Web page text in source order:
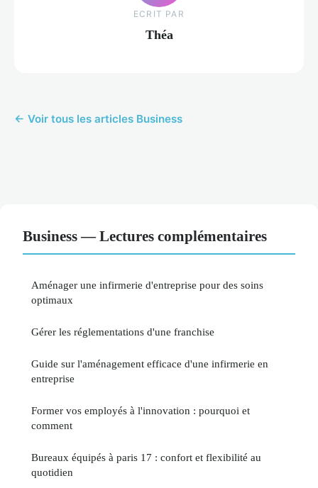
ECRIT PAR
Théa
← Voir tous les articles Business
Business — Lectures complémentaires
Aménager une infirmerie d'entreprise pour des soins
optimaux
Gérer les réglementations d'une franchise
Guide sur l'aménagement efficace d'une infirmerie en
entreprise
Former vos employés à l'innovation : pourquoi et
comment
Bureaux équipés à paris 17 : confort et flexibilité au
quotidien